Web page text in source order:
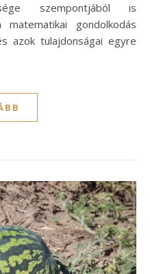
szempontjából is
gondolkodás
azok tulajdonságai egyre